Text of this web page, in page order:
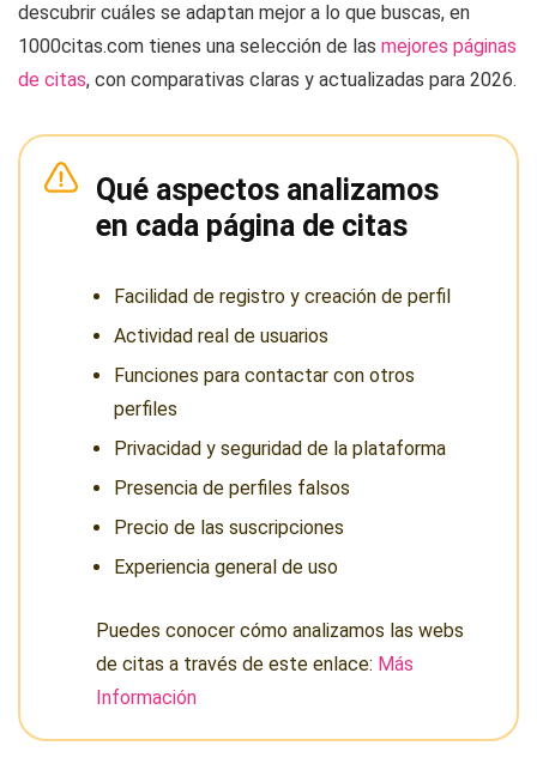
descubrir cuáles se adaptan mejor a lo que buscas, en
1000citas.com tienes una selección de las mejores páginas
de citas, con comparativas claras y actualizadas para 2026.
Qué aspectos analizamos
en cada página de citas
Facilidad de registro y creación de perfil
Actividad real de usuarios
Funciones para contactar con otros
perfiles
Privacidad y seguridad de la plataforma
Presencia de perfiles falsos
Precio de las suscripciones
Experiencia general de uso
Puedes conocer cómo analizamos las webs
de citas a través de este enlace: Más
Información